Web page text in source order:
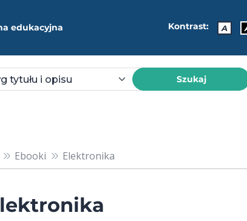
edukacyjna Kontrast: A
Szukaj
Ebooki Elektronika